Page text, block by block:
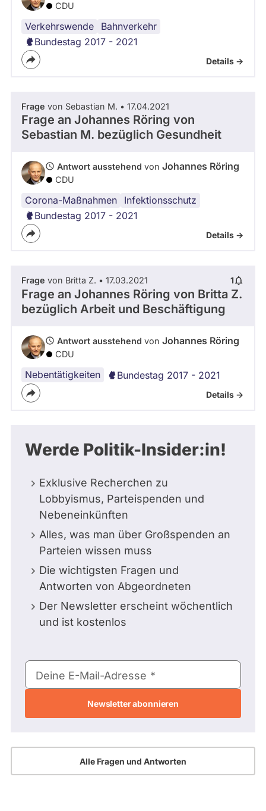
CDU
Verkehrswende
Bahnverkehr
Bundestag 2017 - 2021
Details ->
Frage von Sebastian M. • 17.04.2021
Frage an Johannes Röring von
Sebastian M. bezüglich Gesundheit
Antwort ausstehend von Johannes Röring
CDU
Corona-Maßnahmen
Infektionsschutz
Bundestag 2017 - 2021
Details ->
Frage von Britta Z. • 17.03.2021 1
Frage an Johannes Röring von Britta Z.
bezüglich Arbeit und Beschäftigung
Antwort ausstehend von Johannes Röring
CDU
Nebentätigkeiten Bundestag 2017 - 2021
Details ->
Werde Politik-Insider:in!
Exklusive Recherchen zu
Lobbyismus, Parteispenden und
Nebeneinkünften
Alles, was man über Großspenden an
Parteien wissen muss
Die wichtigsten Fragen und
Antworten von Abgeordneten
Der Newsletter erscheint wöchentlich
und ist kostenlos
E-
Mail-
Deine E-Mail-Adresse
Alle Fragen und Antworten